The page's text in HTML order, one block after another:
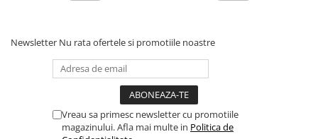
Mape
Ghiozdane / Genți
Instrumente de Scris și Desen
Accesorii pentru Pictură
cerințe
Având porturi USB, Ethernet și Serial integrate, puteți conecta
modelul Brother TD-4750TNWB fără probleme la echipamentele
și infrastructura existentă.
Opțiuni suplimentare de conectare includ WiFi și Bluetooth.
Newsletter Nu rata ofertele si promotiile noastre
Vreau sa primesc newsletter cu promotiile
magazinului. Afla mai multe in Politica de